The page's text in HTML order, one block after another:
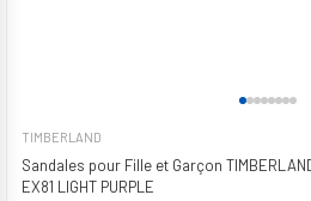
TIMBERLAND
Sandales pour Fille et Garçon
EX81 LIGHT PURPLE